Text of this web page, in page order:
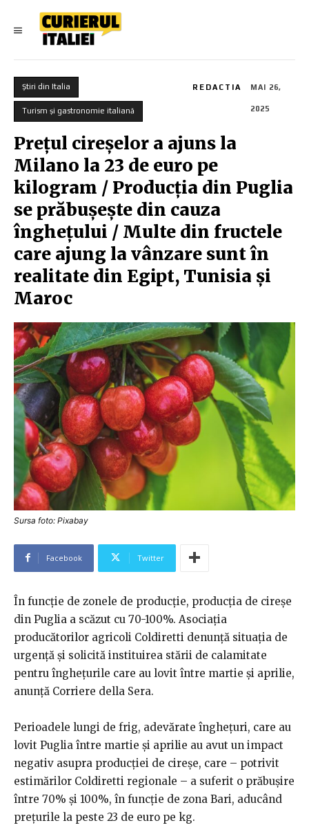
Știri din Italia
Turism și gastronomie italiană
REDACTIA MAI 26,
2025
Prețul cireșelor a ajuns la
Milano la 23 de euro pe
kilogram / Producția din Puglia
se prăbușește din cauza
înghețului / Multe din fructele
care ajung la vânzare sunt în
realitate din Egipt, Tunisia și
Maroc
Sursa foto: Pixabay
Facebook Twitter
În funcție de zonele de producție, producția de cireșe
din Puglia a scăzut cu 70-100%. Asociația
producătorilor agricoli Coldiretti denunță situația de
urgență și solicită instituirea stării de calamitate
pentru înghețurile care au lovit între martie și aprilie,
anunță Corriere della Sera.
Perioadele lungi de frig, adevărate înghețuri, care au
lovit Puglia între martie și aprilie au avut un impact
negativ asupra producției de cireșe, care – potrivit
estimărilor Coldiretti regionale – a suferit o prăbușire
între 70% și 100%, în funcție de zona Bari, aducând
prețurile la peste 23 de euro pe kg.